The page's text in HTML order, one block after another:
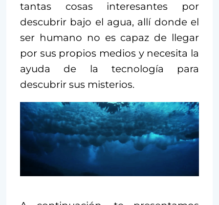
tantas cosas interesantes por
descubrir bajo el agua, allí donde el
ser humano no es capaz de llegar
por sus propios medios y necesita la
ayuda de la tecnología para
descubrir sus misterios.